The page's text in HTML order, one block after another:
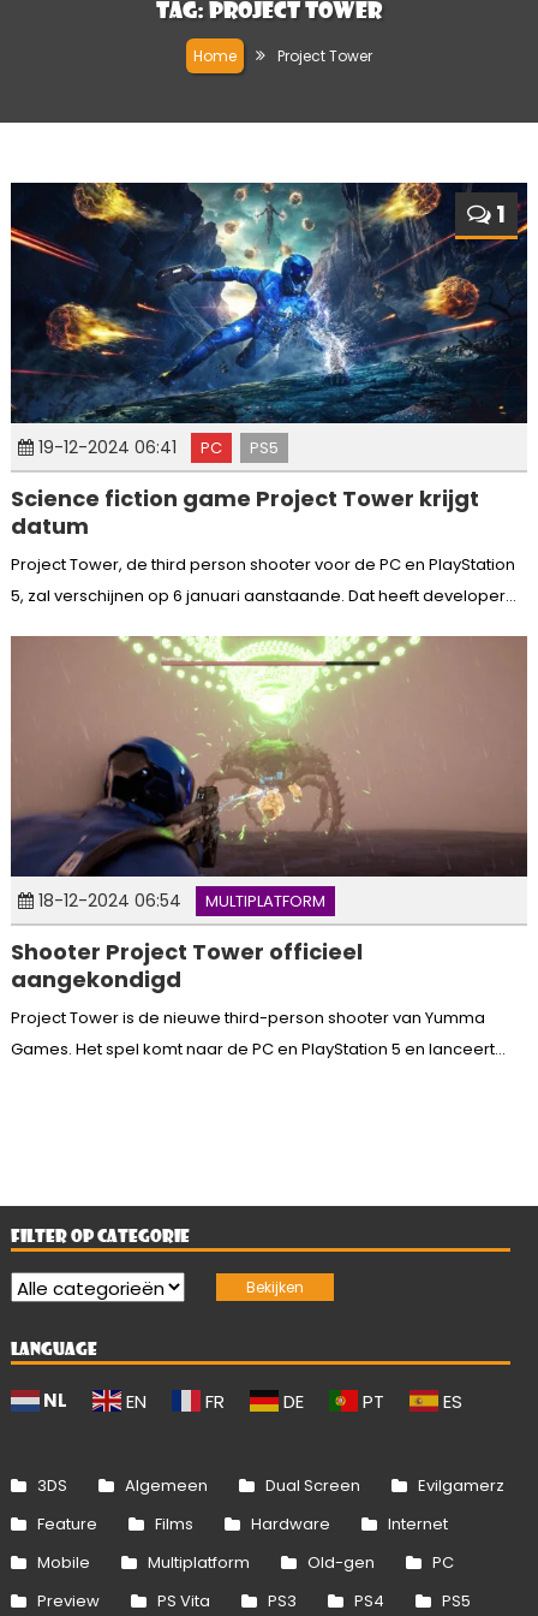
Tag: Project Tower
Home Project Tower
1
19-12-2024 06:41 PC PS5
Science fiction game Project Tower krijgt
datum
Project Tower, de third person shooter voor de PC en PlayStation
5, zal verschijnen op 6 januari aanstaande. Dat heeft developer...
18-12-2024 06:54 MULTIPLATFORM
Shooter Project Tower officieel
aangekondigd
Project Tower is de nieuwe third-person shooter van Yumma
Games. Het spel komt naar de PC en PlayStation 5 en lanceert...
FILTER OP CATEGORIE
LANGUAGE
NL EN FR DE PT ES
3DS Algemeen Dual Screen
Evilgamerz
Feature
Films Hardware
Internet
Mobile
Multiplatform Old-gen
PC
Preview
PS Vita PS3 PS4 PS5